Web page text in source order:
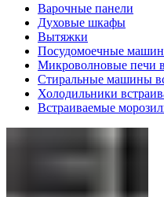
Варочные панели
Духовые шкафы
Вытяжки
Посудомоечные
Микроволновые печи
Стиральные машины
Холодильники
Встраиваемые